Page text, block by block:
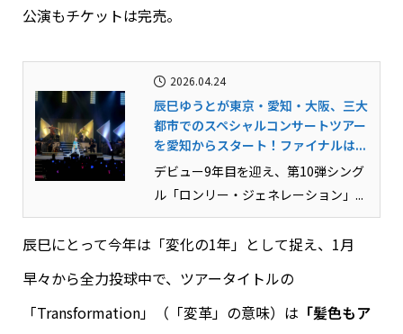
公演もチケットは完売。
2026.04.24
辰巳ゆうとが東京・愛知・大阪、三大
都市でのスペシャルコンサートツアー
を愛知からスタート！ファイナルは...
デビュー9年目を迎え、第10弾シング
ル「ロンリー・ジェネレーション」...
辰巳にとって今年は「変化の1年」として捉え、1月
早々から全力投球中で、ツアータイトルの
「Transformation」（「変革」の意味）は 「髪色もア